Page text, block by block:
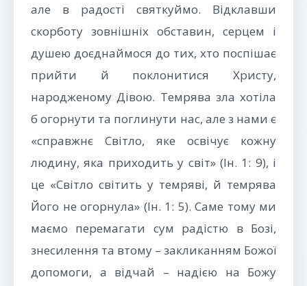
але в радості святкуймо. Відклавши
скорботу зовнішніх обставин, серцем і
душею доєднаймося до тих, хто поспішає
прийти й поклонитися Христу,
народженому Дівою. Темрява зла хотіла
б огорнути та поглинути нас, але з нами є
«справжнє Світло, яке освічує кожну
людину, яка приходить у світ» (Ін. 1: 9), і
це «Світло світить у темряві, й темрява
Його не огорнула» (Ін. 1: 5). Саме тому ми
маємо перемагати сум радістю в Бозі,
знесилення та втому – закликанням Божої
допомоги, а відчай – надією на Божу